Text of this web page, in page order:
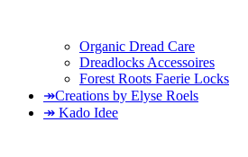
Organic Dread Care
Dreadlocks Accessoires
Forest Roots Faerie Locks
↠Creations by Elyse Roels
↠ Kado Idee